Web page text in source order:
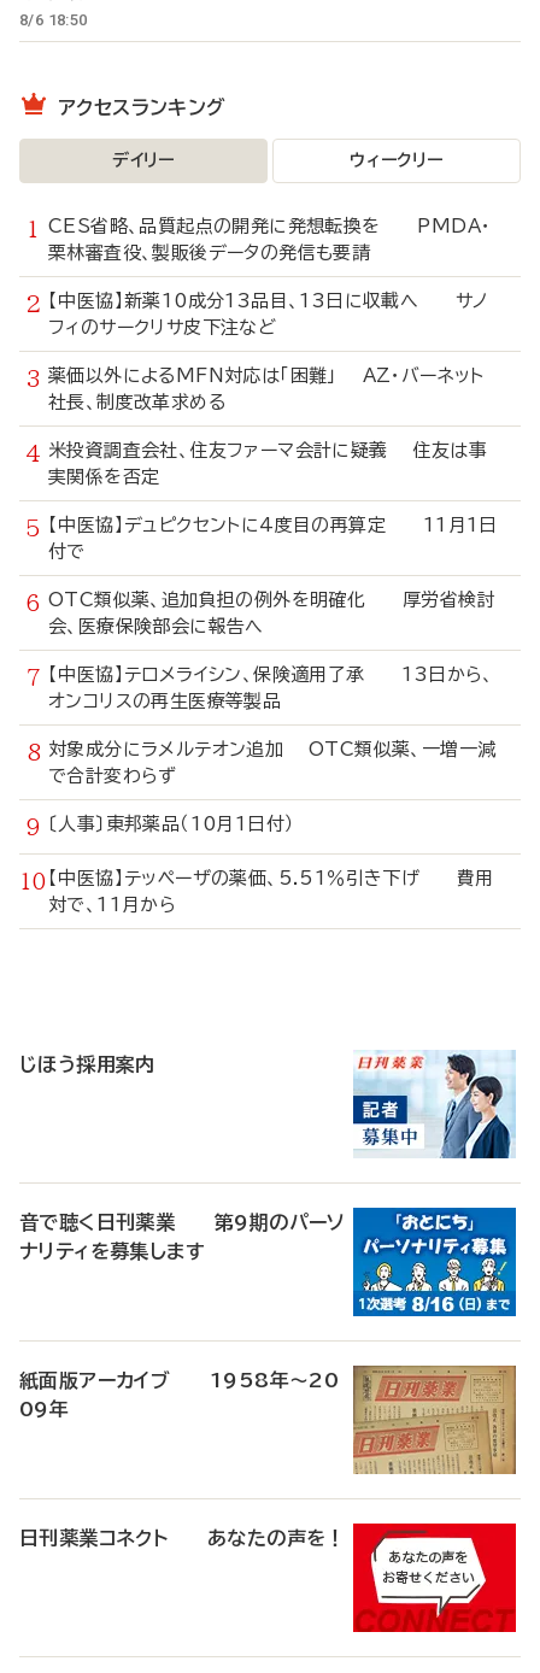
8/6 18:50
アクセスランキング
デイリー ウィークリー
CES省略、品質起点の開発に発想転換を PMDA・
栗林審査役、製販後データの発信も要請
【中医協】新薬10成分13品目、13日に収載へ サノ
フィのサークリサ皮下注など
薬価以外によるMFN対応は「困難」 AZ・バーネット
社長、制度改革求める
米投資調査会社、住友ファーマ会計に疑義 住友は事
実関係を否定
【中医協】デュピクセントに4度目の再算定 11月1日
付で
OTC類似薬、追加負担の例外を明確化 厚労省検討
会、医療保険部会に報告へ
【中医協】テロメライシン、保険適用了承 13日から、
オンコリスの再生医療等製品
対象成分にラメルテオン追加 OTC類似薬、一増一減
で合計変わらず
〔人事〕東邦薬品（10月1日付）
【中医協】テッペーザの薬価、5.51％引き下げ 費用
対で、11月から
じほう採用案内
音で聴く日刊薬業 第9期のパーソ
ナリティを募集します
紙面版アーカイブ 1958年～20
09年
日刊薬業コネクト あなたの声を！